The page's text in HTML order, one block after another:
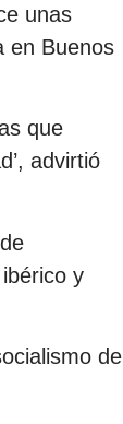
unas
en Buenos
que
advirtió
y
de